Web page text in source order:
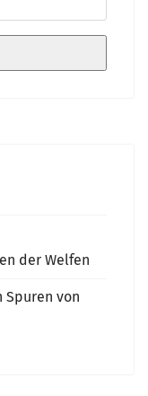
der Welfen
Spuren von